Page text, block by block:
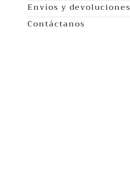
modalEnvíos y devoluciones
Contáctanos